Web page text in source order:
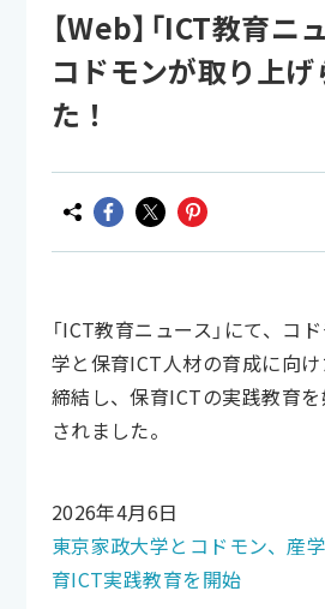
【Web】「ICT教育ニ
コドモンが取り上げ
た！
「ICT教育ニュース」にて、コ
学と保育ICT人材の育成に向
締結し、保育ICTの実践教育
されました。
2026年4月6日
東京家政大学とコドモン、産
育ICT実践教育を開始